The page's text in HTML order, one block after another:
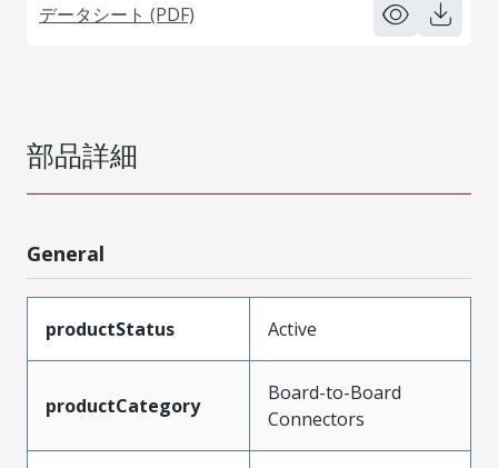
データシート (PDF)
部品詳細
General
productStatus Active
productCategory
Board-to-Board
Connectors